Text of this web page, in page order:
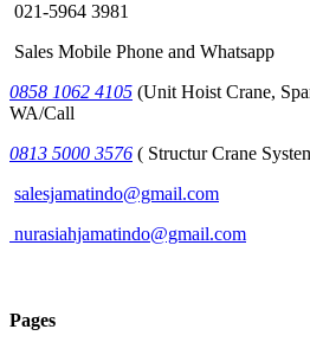
021-5964 3981
Sales Mobile Phone and Whatsapp
0858 1062 4105 (Unit Hoist Crane,
WA/Call
0813 5000 3576 ( Structur Crane
salesjamatindo@gmail.com
nurasiahjamatindo@gmail.com
Pages